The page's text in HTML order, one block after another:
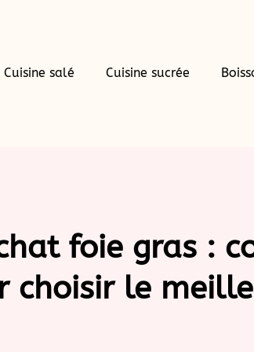
Cuisine salé Cuisine sucrée
foie gras :
choisir le